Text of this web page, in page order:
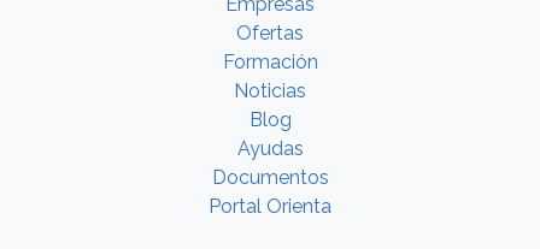
Ofertas
Formación
Noticias
Blog
Ayudas
Documentos
Portal Orienta